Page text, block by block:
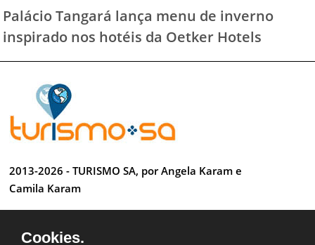
Palácio Tangará lança menu de inverno
inspirado nos hotéis da Oetker Hotels
2013-2026 - TURISMO SA, por Angela Karam e
Camila Karam
Cookies.